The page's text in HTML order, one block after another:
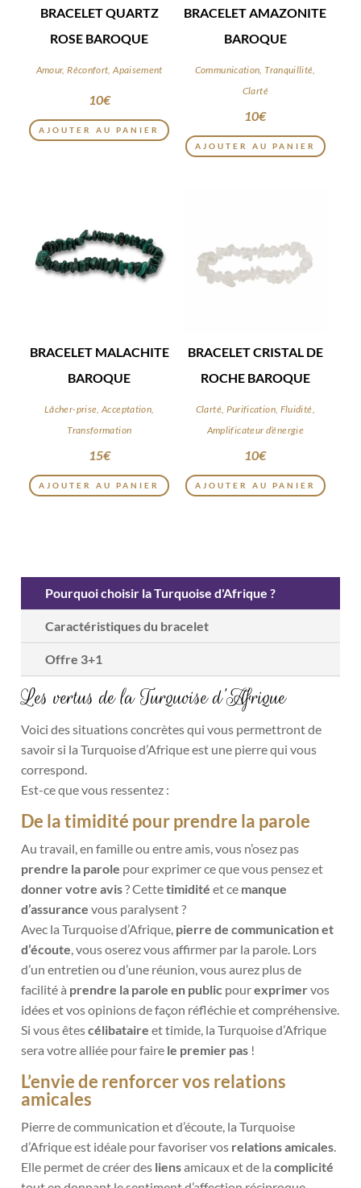
BRACELET QUARTZ
ROSE BAROQUE
Amour, Réconfort, Apaisement
10€
AJOUTER AU PANIER
BRACELET AMAZONITE
BAROQUE
Communication, Tranquillité,
Clarté
10€
AJOUTER AU PANIER
BRACELET MALACHITE
BAROQUE
Lâcher-prise, Acceptation,
Transformation
15€
AJOUTER AU PANIER
BRACELET CRISTAL DE
ROCHE BAROQUE
Clarté, Purification, Fluidité,
Amplificateur d’énergie
10€
AJOUTER AU PANIER
Pourquoi choisir la Turquoise d'Afrique ?
Caractéristiques du bracelet
Offre 3+1
Les vertus de la Turquoise d’Afrique
Voici des situations concrètes qui vous permettront de
savoir si la Turquoise d’Afrique est une pierre qui vous
correspond.
Est-ce que vous ressentez :
De la timidité pour prendre la parole
Au travail, en famille ou entre amis, vous n’osez pas
prendre la parole pour exprimer ce que vous pensez et
donner votre avis? Cettetimiditéet ce manque
d’assurance vous paralysent ?
Avec la Turquoise d’Afrique, pierre de communication et
d’écoute, vous oserez vous affirmer par la parole. Lors
d’un entretien ou d’une réunion, vous aurez plus de
facilité à prendre la parole en public pourexprimervos
idées et vos opinions de façon réfléchie et compréhensive.
Si vous êtescélibataire et timide, la Turquoise d’Afrique
sera votre alliée pour faire le premier pas !
L’envie de renforcer vos relations
amicales
Pierre de communication et d’écoute, la Turquoise
d’Afrique est idéale pour favoriser vos relations amicales.
Elle permet de créer des liensamicaux et de lacomplicité